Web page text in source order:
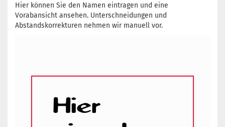
Hier können Sie den Namen eintragen und eine
Vorabansicht ansehen. Unterschneidungen und
Abstandskorrekturen nehmen wir manuell vor.